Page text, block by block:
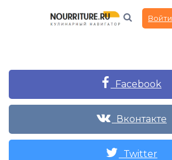
Войти
Facebook
Вконтакте
Twitter